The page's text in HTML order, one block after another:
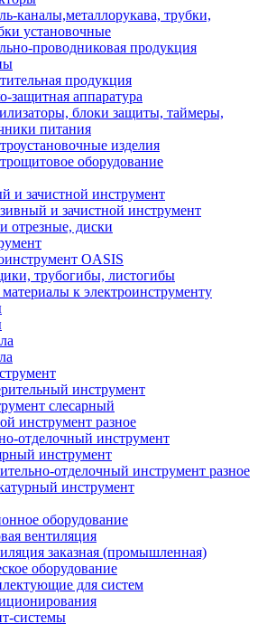
каналы,металлорукава, трубки,
установочные
проводниковая продукция
продукция
защитная аппаратура
блоки защиты, таймеры,
питания
изделия
оборудование
и зачистной инструмент
и зачистной инструмент
отрезные, диски
OASIS
трубогибы, листогибы
к электроинструменту
инструмент
слесарный
инструмент разное
отделочный инструмент
инструмент
отделочный инструмент разное
инструмент
оборудование
вентиляция
заказная (промышленная)
оборудование
для систем
системы